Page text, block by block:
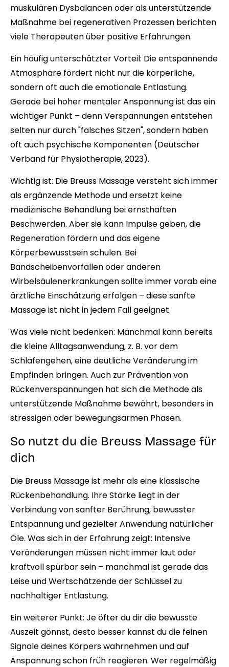
muskulären Dysbalancen oder als unterstützende
Maßnahme bei regenerativen Prozessen berichten
viele Therapeuten über positive Erfahrungen.
Ein häufig unterschätzter Vorteil: Die entspannende
Atmosphäre fördert nicht nur die körperliche,
sondern oft auch die emotionale Entlastung.
Gerade bei hoher mentaler Anspannung ist das ein
wichtiger Punkt – denn Verspannungen entstehen
selten nur durch "falsches Sitzen", sondern haben
oft auch psychische Komponenten (Deutscher
Verband für Physiotherapie, 2023).
Wichtig ist: Die Breuss Massage versteht sich immer
als ergänzende Methode und ersetzt keine
medizinische Behandlung bei ernsthaften
Beschwerden. Aber sie kann Impulse geben, die
Regeneration fördern und das eigene
Körperbewusstsein schulen. Bei
Bandscheibenvorfällen oder anderen
Wirbelsäulenerkrankungen sollte immer vorab eine
ärztliche Einschätzung erfolgen – diese sanfte
Massage ist nicht in jedem Fall geeignet.
Was viele nicht bedenken: Manchmal kann bereits
die kleine Alltagsanwendung, z. B. vor dem
Schlafengehen, eine deutliche Veränderung im
Empfinden bringen. Auch zur Prävention von
Rückenverspannungen hat sich die Methode als
unterstützende Maßnahme bewährt, besonders in
stressigen oder bewegungsarmen Phasen.
So nutzt du die Breuss Massage für
dich
Die Breuss Massage ist mehr als eine klassische
Rückenbehandlung. Ihre Stärke liegt in der
Verbindung von sanfter Berührung, bewusster
Entspannung und gezielter Anwendung natürlicher
Öle. Was sich in der Erfahrung zeigt: Intensive
Veränderungen müssen nicht immer laut oder
kraftvoll spürbar sein – manchmal ist gerade das
Leise und Wertschätzende der Schlüssel zu
nachhaltiger Entlastung.
Ein weiterer Punkt: Je öfter du dir die bewusste
Auszeit gönnst, desto besser kannst du die feinen
Signale deines Körpers wahrnehmen und auf
Anspannung schon früh reagieren. Wer regelmäßig